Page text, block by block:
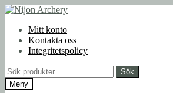
Hoppa
navigering
Hoppa
innehållMitt konto
Kontakta oss
Integritetspolicy
Sök
efter:
Sök
Meny